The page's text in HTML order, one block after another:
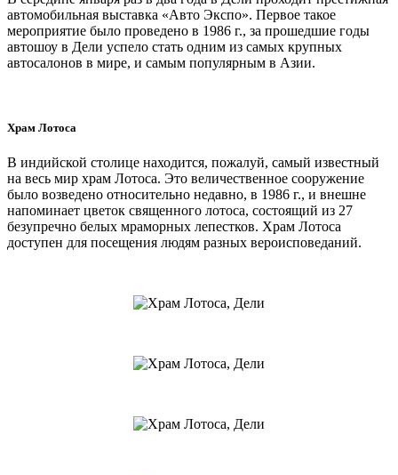
автомобильная выставка «Авто Экспо». Первое такое
мероприятие было проведено в 1986 г., за прошедшие годы
автошоу в Дели успело стать одним из самых крупных
автосалонов в мире, и самым популярным в Азии.
Храм Лотоса
В индийской столице находится, пожалуй, самый известный
на весь мир храм Лотоса. Это величественное сооружение
было возведено относительно недавно, в 1986 г., и внешне
напоминает цветок священного лотоса, состоящий из 27
безупречно белых мраморных лепестков. Храм Лотоса
доступен для посещения людям разных вероисповеданий.